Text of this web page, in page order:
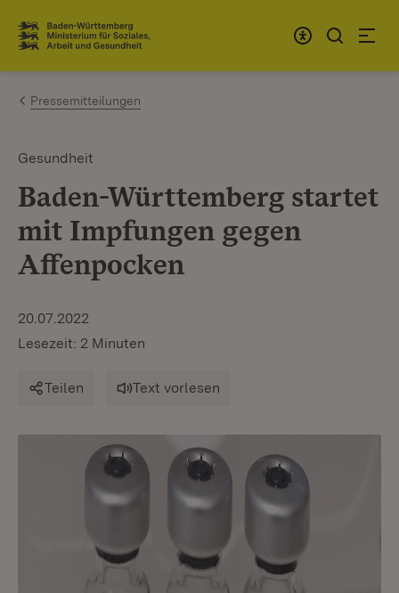
Zum Inhalt springen
Link zur Startseite
Pressemitteilungen
Gesundheit
Baden-Württemberg startet
mit Impfungen gegen
Affenpocken
20.07.2022
Lesezeit: 2 Minuten
Teilen Text vorlesen